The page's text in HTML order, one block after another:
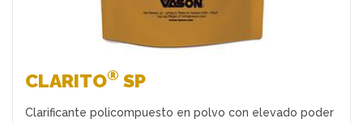
CLARITO® SP
Clarificante policompuesto en polvo con elevado poder